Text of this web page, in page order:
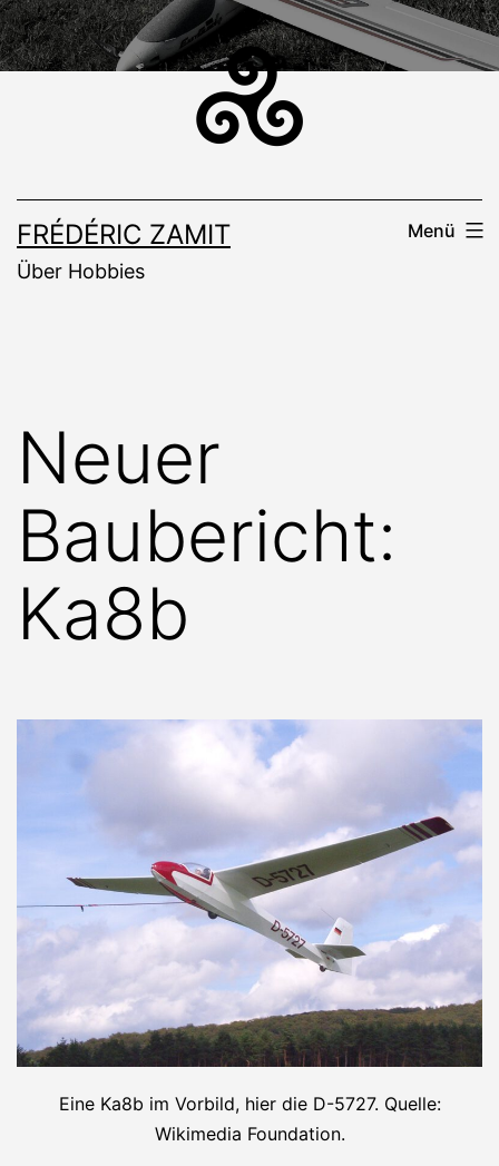
Zum
Inhalt
FRÉDÉRIC ZAMIT
Über Hobbies
Menü
Neuer
Baubericht:
Ka8b
Eine Ka8b im Vorbild, hier die D-5727. Quelle:
Wikimedia Foundation.